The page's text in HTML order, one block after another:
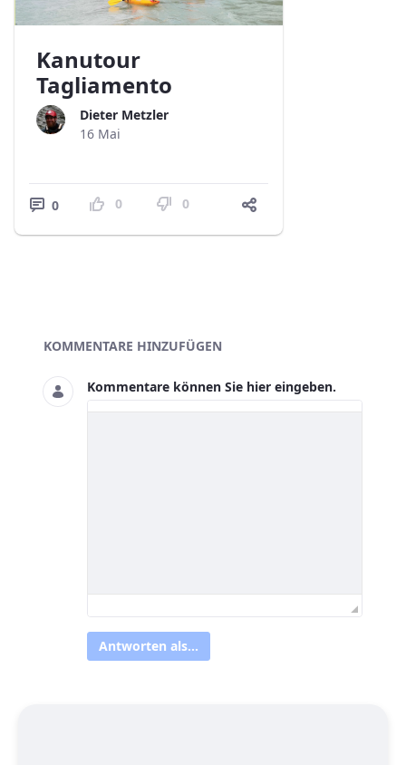
Kanutour
Tagliamento
Dieter Metzler
16 Mai
0 0 0
Blogs
KOMMENTARE HINZUFÜGEN
Kommentare können Sie hier eingeben.
Antworten als...